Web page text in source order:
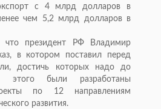
экспорт с 4 млрд долларов в
чем 5,2 млрд долларов в
что президент РФ Владимир
в котором поставил перед
достичь которых надо до
были разработаны
по 12 направлениям
развития.